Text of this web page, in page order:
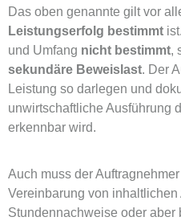
Das oben genannte gilt vor
Leistungserfolg bestimmt
und Umfang nicht bestimmt,
sekundäre Beweislast. Der
Leistung so darlegen und
unwirtschaftliche Ausführung
erkennbar wird.
Auch muss der
Vereinbarung von inhaltlichen
Stundennachweise oder aber